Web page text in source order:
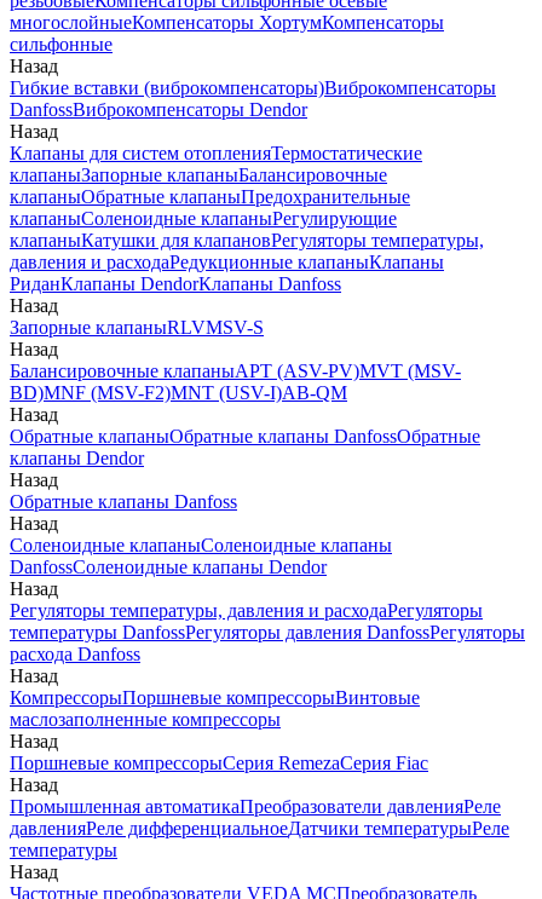
многослойныеКомпенсаторы ХортумКомпенсаторы
сильфонные
Назад
Гибкие вставки (виброкомпенсаторы)Виброкомпенсаторы
DanfossВиброкомпенсаторы Dendor
Назад
Клапаны для систем отопленияТермостатические
клапаныЗапорные клапаныБалансировочные
клапаныОбратные клапаныПредохранительные
клапаныСоленоидные клапаныРегулирующие
клапаныКатушки для клапановРегуляторы температуры,
давления и расходаРедукционные клапаныКлапаны
РиданКлапаны DendorКлапаны Danfoss
Назад
Запорные клапаныRLVMSV-S
Назад
Балансировочные клапаныAPT (ASV-PV)MVT (MSV-
BD)MNF (MSV-F2)MNT (USV-I)AB-QM
Назад
Обратные клапаныОбратные клапаны DanfossОбратные
клапаны Dendor
Назад
Обратные клапаны Danfoss
Назад
Соленоидные клапаныСоленоидные клапаны
DanfossСоленоидные клапаны Dendor
Назад
Регуляторы температуры, давления и расходаРегуляторы
температуры DanfossРегуляторы давления DanfossРегуляторы
расхода Danfoss
Назад
КомпрессорыПоршневые компрессорыВинтовые
маслозаполненные компрессоры
Назад
Поршневые компрессорыСерия RemezaСерия Fiac
Назад
Промышленная автоматикаПреобразователи давленияРеле
давленияРеле дифференциальноеДатчики температурыРеле
температуры
Назад
Частотные преобразователи VEDA MCПреобразователь